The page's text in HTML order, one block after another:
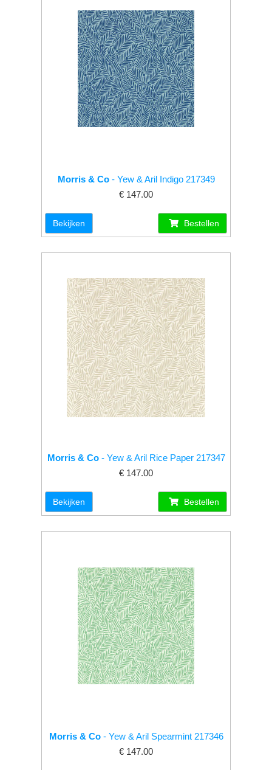
Morris & Co- Yew & Aril Indigo 217349
€ 147.00
Bekijken Bestellen
Morris & Co- Yew & Aril Rice Paper 217347
€ 147.00
Bekijken Bestellen
Morris & Co- Yew & Aril Spearmint 217346
€ 147.00